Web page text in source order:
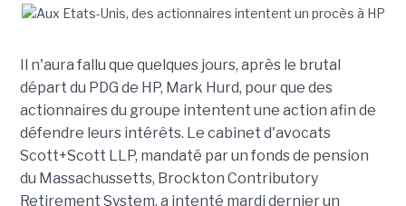
Il n'aura fallu que quelques jours, après le brutal
départ du PDG de HP, Mark Hurd, pour que des
actionnaires du groupe intentent une action afin de
défendre leurs intérêts. Le cabinet d'avocats
Scott+Scott LLP, mandaté par un fonds de pension
du Massachussetts, Brockton Contributory
Retirement System, a intenté mardi dernier un